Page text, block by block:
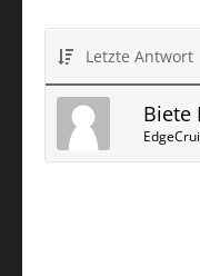
Letzte Antwort
Biete